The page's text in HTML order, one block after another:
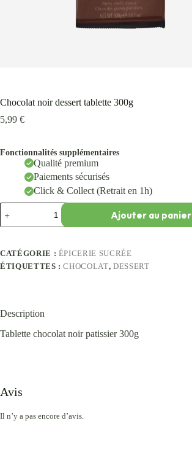
Chocolat noir dessert tablette 300g
5,99 €
Fonctionnalités supplémentaires
Qualité premium
Paiements sécurisés
Click & Collect (Retrait en 1h)
Ajouter au panier
CATÉGORIE : ÉPICERIE SUCRÉE
ÉTIQUETTES :CHOCOLAT, DESSERT
Description
Tablette chocolat noir patissier 300g
Avis
Il n’y a pas encore d’avis.